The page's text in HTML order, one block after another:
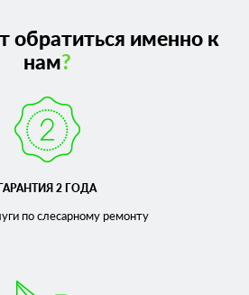
обратиться именно к
нам?
ГАРАНТИЯ 2 ГОДА
по слесарномуремонту